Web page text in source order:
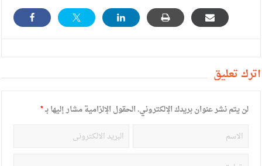
أترك تعليق
لن يتم نشر عنوان بريدك الإلكتروني.الحقول الإلزامية مشار إليها بـ*